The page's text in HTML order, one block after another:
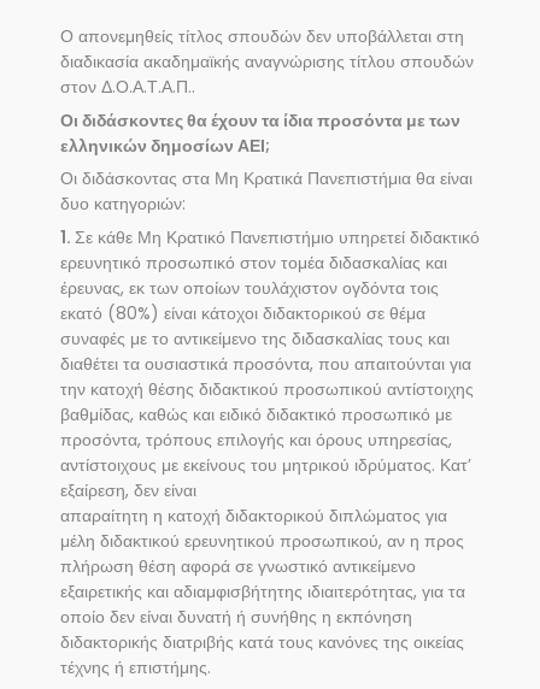
Ο απονεμηθείς τίτλος σπουδών δεν υποβάλλεται στη
διαδικασία ακαδημαϊκής αναγνώρισης τίτλου σπουδών
στον Δ.Ο.Α.Τ.Α.Π..
Οι διδάσκοντες θα έχουν τα ίδια προσόντα με των
ελληνικών δημοσίων ΑΕΙ;
Οι διδάσκοντας στα Μη Κρατικά Πανεπιστήμια θα είναι
δυο κατηγοριών:
1. Σε κάθε Μη Κρατικό Πανεπιστήμιο υπηρετεί διδακτικό
ερευνητικό προσωπικό στον τομέα διδασκαλίας και
έρευνας, εκ των οποίων τουλάχιστον ογδόντα τοις
εκατό (80%) είναι κάτοχοι διδακτορικού σε θέμα
συναφές με το αντικείμενο της διδασκαλίας τους και
διαθέτει τα ουσιαστικά προσόντα, που απαιτούνται για
την κατοχή θέσης διδακτικού προσωπικού αντίστοιχης
βαθμίδας, καθώς και ειδικό διδακτικό προσωπικό με
προσόντα, τρόπους επιλογής και όρους υπηρεσίας,
αντίστοιχους με εκείνους του μητρικού ιδρύματος. Κατ’
εξαίρεση, δεν είναι
απαραίτητη η κατοχή διδακτορικού διπλώματος για
μέλη διδακτικού ερευνητικού προσωπικού, αν η προς
πλήρωση θέση αφορά σε γνωστικό αντικείμενο
εξαιρετικής και αδιαμφισβήτητης ιδιαιτερότητας, για τα
οποίο δεν είναι δυνατή ή συνήθης η εκπόνηση
διδακτορικής διατριβής κατά τους κανόνες της οικείας
τέχνης ή επιστήμης.